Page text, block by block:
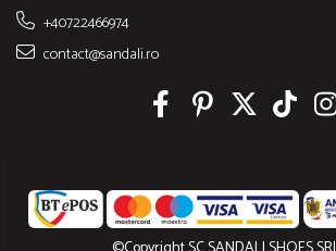
+40722466974
contact@sandali.ro